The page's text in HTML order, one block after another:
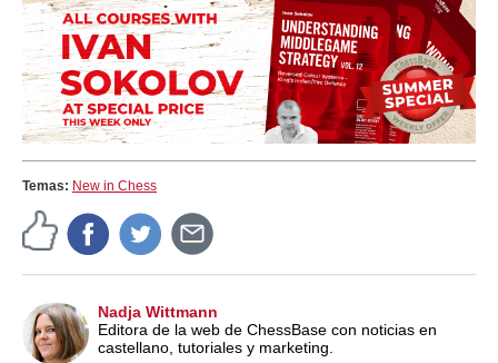
Temas: New in Chess
Nadja Wittmann
Editora de la web de ChessBase con noticias en
castellano, tutoriales y marketing.